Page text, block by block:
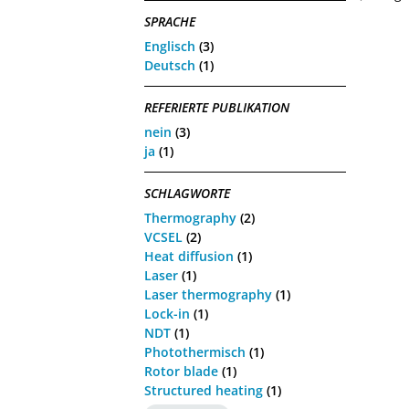
SPRACHE
Englisch (3)
Deutsch (1)
REFERIERTE PUBLIKATION
nein (3)
ja (1)
SCHLAGWORTE
Thermography (2)
VCSEL (2)
Heat diffusion (1)
Laser (1)
Laser thermography (1)
Lock-in (1)
NDT (1)
Photothermisch (1)
Rotor blade (1)
Structured heating (1)